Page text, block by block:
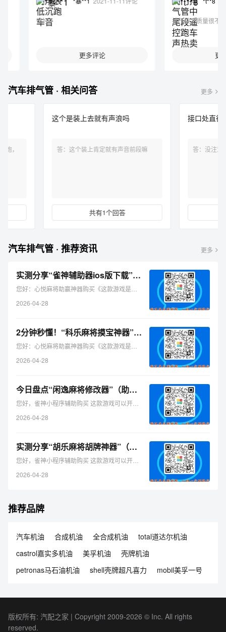
更多评论
排气做工质量很不错，效
更多评论
汽车排气管 · 相关问答 更多
这个是装上去就有声浪吗
答：这个装上肯定就有声音前段嘛
共有1个回答
接口处直径是多少？
答：没注意 你问客服 按
汽车排气管 · 推荐资讯 更多
实测分享“雀神辅助器ios版下载”（助赢神器购买）-哔哩哔哩
2026-04-28
2分钟秒懂！“科乐麻将摸宝神器”（铺牌器购买）-哔哩哔哩
2026-04-28
今日盘点“闲逸麻将修改器”（助赢神器购买）-哔哩哔哩
2026-04-28
实测分享“胡乐麻将胡牌神器”（铺牌器购买）-哔哩哔哩
2026-04-28
推荐品牌
汽车机油 合成机油 全合成机油
total道达尔机油
castrol嘉实多机油
美孚机油
壳牌机油
petronas马石油机油
shell壳牌超凡喜力 mobil美孚一号
版权所有: 汽配之家 | Copyright 2009-2026 © Inc. All rights
reserved.